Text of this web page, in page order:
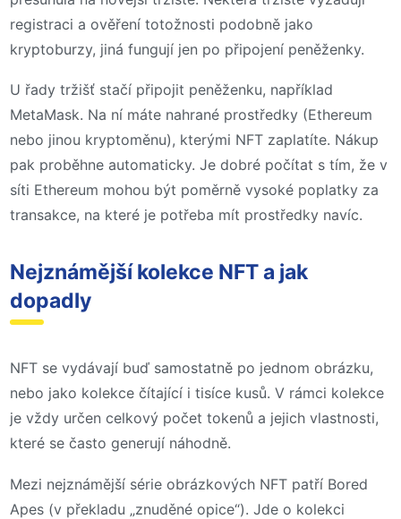
registraci a ověření totožnosti podobně jako
kryptoburzy, jiná fungují jen po připojení peněženky.
U řady tržišť stačí připojit peněženku, například
MetaMask. Na ní máte nahrané prostředky (Ethereum
nebo jinou kryptoměnu), kterými NFT zaplatíte. Nákup
pak proběhne automaticky. Je dobré počítat s tím, že v
síti Ethereum mohou být poměrně vysoké poplatky za
transakce, na které je potřeba mít prostředky navíc.
Nejznámější kolekce NFT a jak
dopadly
NFT se vydávají buď samostatně po jednom obrázku,
nebo jako kolekce čítající i tisíce kusů. V rámci kolekce
je vždy určen celkový počet tokenů a jejich vlastnosti,
které se často generují náhodně.
Mezi nejznámější série obrázkových NFT patří Bored
Apes (v překladu „znuděné opice“). Jde o kolekci